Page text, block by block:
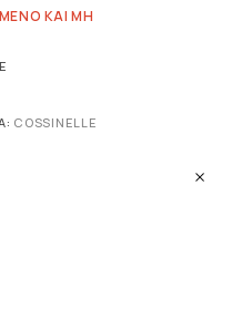
ΚΑΙ ΜΉ
COSSINELLE